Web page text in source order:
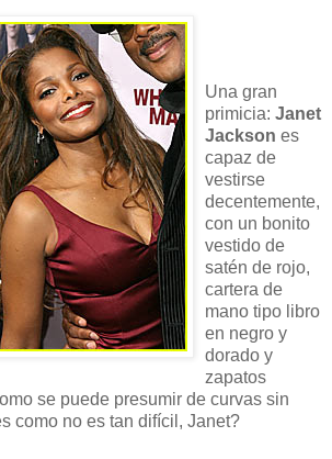
Una gran
primicia: Janet
Jackson es
capaz de
vestirse
decentemente,
con un bonito
vestido de
satén de rojo,
cartera de
mano tipo libro
en negro y
dorado y
zapatos
se puede presumir de curvas sin
como no es tan difícil, Janet?